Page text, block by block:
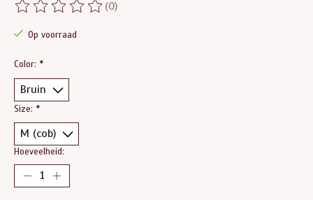
De beoordeling van dit product is
(0)
Op voorraad
Color: *
Size: *
Hoeveelheid: